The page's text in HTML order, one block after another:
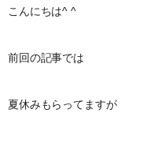
こんにちは^ ^
前回の記事では
夏休みもらってますが